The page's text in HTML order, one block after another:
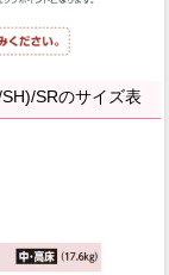
SRのサイズ表